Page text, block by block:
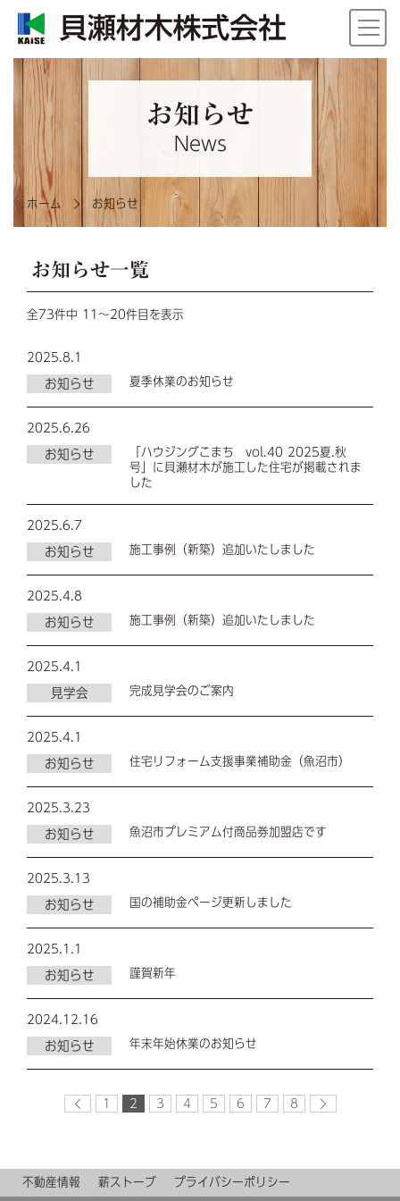
お知らせ
News
ホーム お知らせ
お知らせ一覧
全73件中 11～20件目を表示
2025.8.1
お知らせ 夏季休業のお知らせ
2025.6.26
お知らせ
「ハウジングこまち vol.40 2025夏.秋
号」に貝瀬材木が施工した住宅が掲載されま
した
2025.6.7
お知らせ 施工事例（新築）追加いたしました
2025.4.8
お知らせ 施工事例（新築）追加いたしました
2025.4.1
見学会 完成見学会のご案内
2025.4.1
お知らせ 住宅リフォーム支援事業補助金（魚沼市）
2025.3.23
お知らせ 魚沼市プレミアム付商品券加盟店です
2025.3.13
お知らせ 国の補助金ページ更新しました
2025.1.1
お知らせ 謹賀新年
2024.12.16
お知らせ 年末年始休業のお知らせ
1 2 3 4 5 6 7 8
不動産情報 薪ストーブ プライバシーポリシー